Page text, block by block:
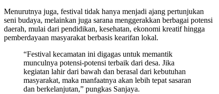
Menurutnya juga, festival tidak hanya menjadi ajang pertunjukan
seni budaya, melainkan juga sarana menggerakkan berbagai potensi
daerah, mulai dari pendidikan, kesehatan, ekonomi kreatif hingga
pemberdayaan masyarakat berbasis kearifan lokal.
“Festival kecamatan ini digagas untuk memantik
munculnya potensi-potensi terbaik dari desa. Jika
kegiatan lahir dari bawah dan berasal dari kebutuhan
masyarakat, maka manfaatnya akan lebih tepat sasaran
dan berkelanjutan,” pungkas Sanjaya.